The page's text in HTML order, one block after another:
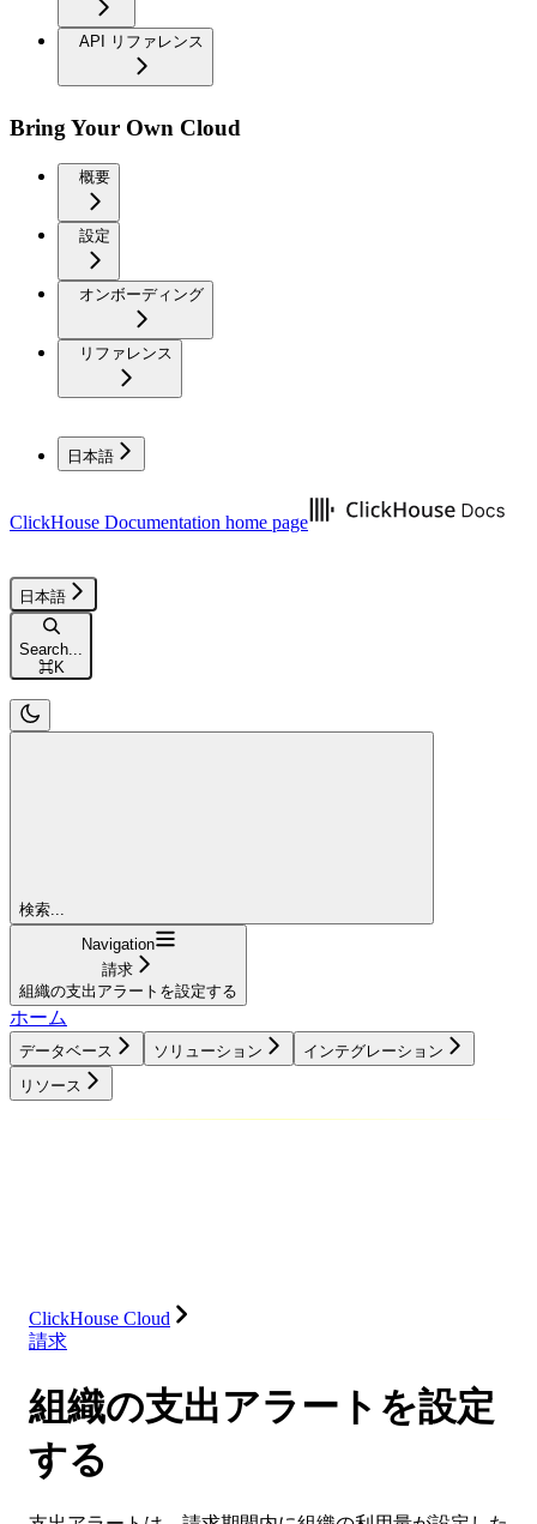
API リファレンス
Bring Your Own Cloud
概要
設定
オンボーディング
リファレンス
日本語
ClickHouse Documentation home page
日本語
Search...
⌘K
検索...
Navigation
請求
組織の支出アラートを設定する
ホーム
データベース ソリューション
インテグレーション
リソース
ClickHouse Cloud
請求
組織の支出アラートを設定
する